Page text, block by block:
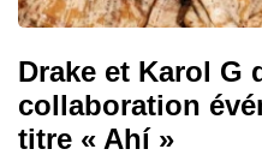
Drake et Karol G
collaboration
titre « Ahí »